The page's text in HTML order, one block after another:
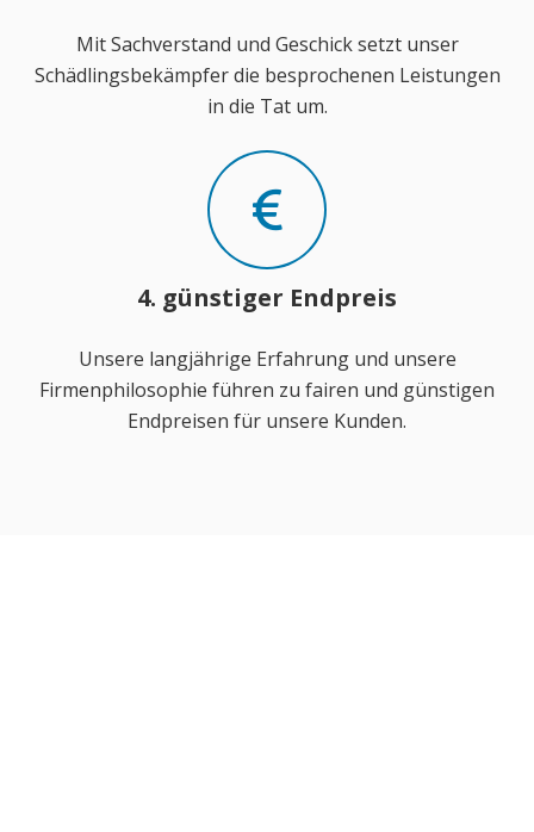
Mit Sachverstand und Geschick setzt unser
Schädlingsbekämpfer die besprochenen Leistungen
in die Tat um.
4. günstiger Endpreis
Unsere langjährige Erfahrung und unsere
Firmenphilosophie führen zu fairen und günstigen
Endpreisen für unsere Kunden.